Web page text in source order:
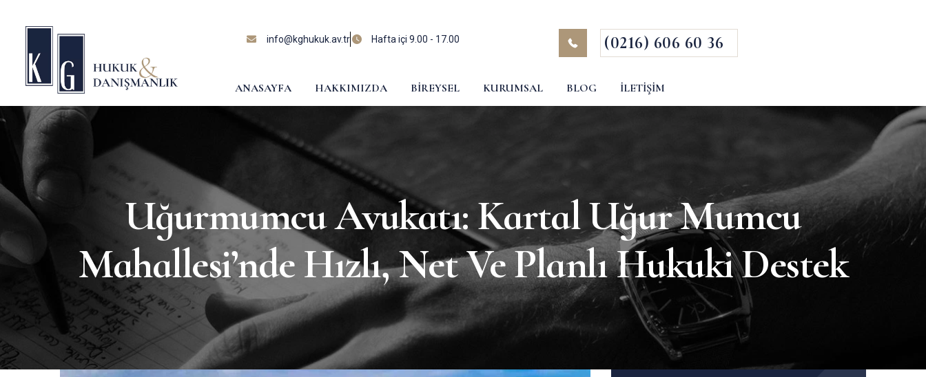
info@kghukuk.av.tr Hafta içi 9.00 - 17.00 (0216) 606 60 36
ANASAYFA HAKKIMIZDA BIREYSEL KURUMSAL BLOG İLETIŞIM
Uğurmumcu Avukatı: Kartal Uğur Mumcu
Mahallesi’nde Hızlı, Net Ve Planlı Hukuki Destek